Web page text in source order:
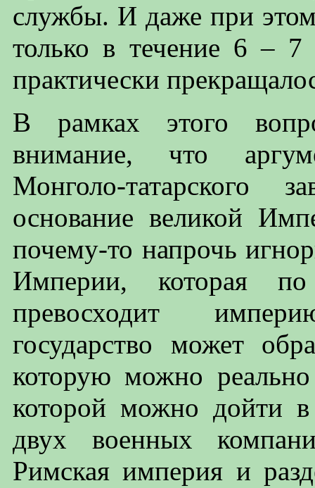
службы. И даже при
только в течение 6 –
практически
В рамках этого
внимание, что
Монголо-татарского
основание великой
почему-то напрочь
Империи, которая
превосходит
государство может
которую можно реально
которой можно дойти
двух военных
Римская империя и